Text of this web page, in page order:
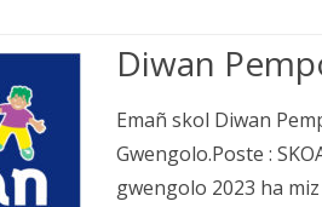
Diwan
Emañ skol Diwan
Gwengolo.Poste :
gwengolo 2023 ha